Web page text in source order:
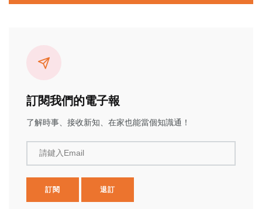
訂閱我們的電子報
了解時事、接收新知、在家也能當個知識通！
請鍵入Email
訂閱 退訂